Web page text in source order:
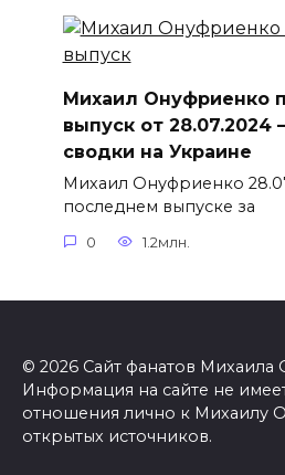
Михаил Онуфриенко
выпуск от 28.07.2024
сводки на Украине
Михаил Онуфриенко
последнем выпуске за
0 1.2млн.
© 2026 Сайт фанатов
Информация на сайте не
отношения лично к Михаилу
открытых источников.